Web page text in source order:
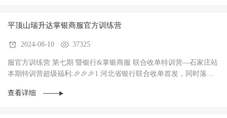
平顶山瑞升达掌银商服官方训练营
2024-08-10 37325
服官方训练营 第七期 暨银行&掌银商服 联合收单特训营—石家庄站
本期特训营超级福利:🎉🎉🎉1.河北省银行联合收单首发，同时落地3
查看详细